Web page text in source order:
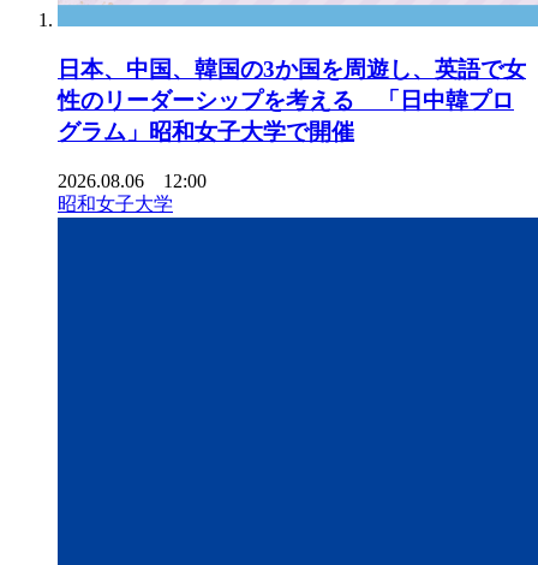
日本、中国、韓国の3か国を周遊し、英語で女
性のリーダーシップを考える 「日中韓プロ
グラム」昭和女子大学で開催
2026.08.06 12:00
昭和女子大学